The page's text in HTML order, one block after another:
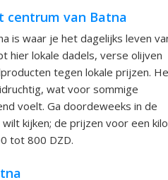
centrum van Batna
is waar je het dagelijks leven
hier lokale dadels, verse olijven
tegen lokale prijzen.
wat voor sommige
voelt. Ga doordeweeks in de
kijken; de prijzen voor een kilo
tot 800 DZD.